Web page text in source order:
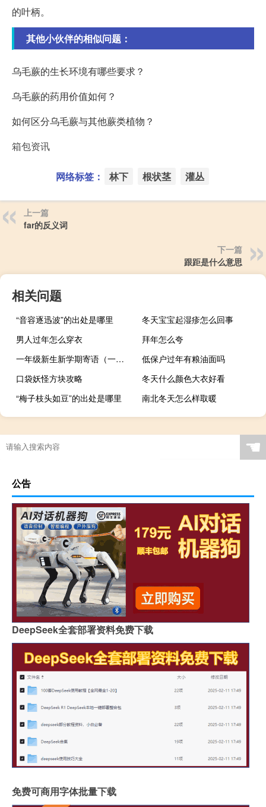
的叶柄。
其他小伙伴的相似问题：
乌毛蕨的生长环境有哪些要求？
乌毛蕨的药用价值如何？
如何区分乌毛蕨与其他蕨类植物？
箱包资讯
网络标签： 林下 根状茎 灌丛
上一篇
far的反义词
下一篇
跟距是什么意思
相关问题
“音容逐迅波”的出处是哪里
冬天宝宝起湿疹怎么回事
男人过年怎么穿衣
拜年怎么夸
一年级新生新学期寄语（一年级新生父母寄语）
低保户过年有粮油面吗
口袋妖怪方块攻略
冬天什么颜色大衣好看
“梅子枝头如豆”的出处是哪里
南北冬天怎么样取暖
☚
公告
DeepSeek全套部署资料免费下载
免费可商用字体批量下载